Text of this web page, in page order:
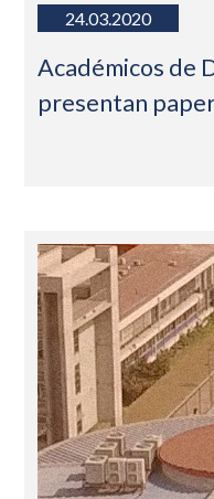
24.03.2020
Académicos de
presentan